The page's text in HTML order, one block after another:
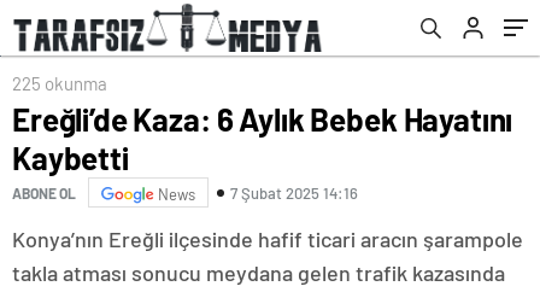
225 okunma
Ereğli’de Kaza: 6 Aylık Bebek Hayatını
Kaybetti
ABONE OL News 7 Şubat 2025 14:16
Konya’nın Ereğli ilçesinde hafif ticari aracın şarampole
takla atması sonucu meydana gelen trafik kazasında